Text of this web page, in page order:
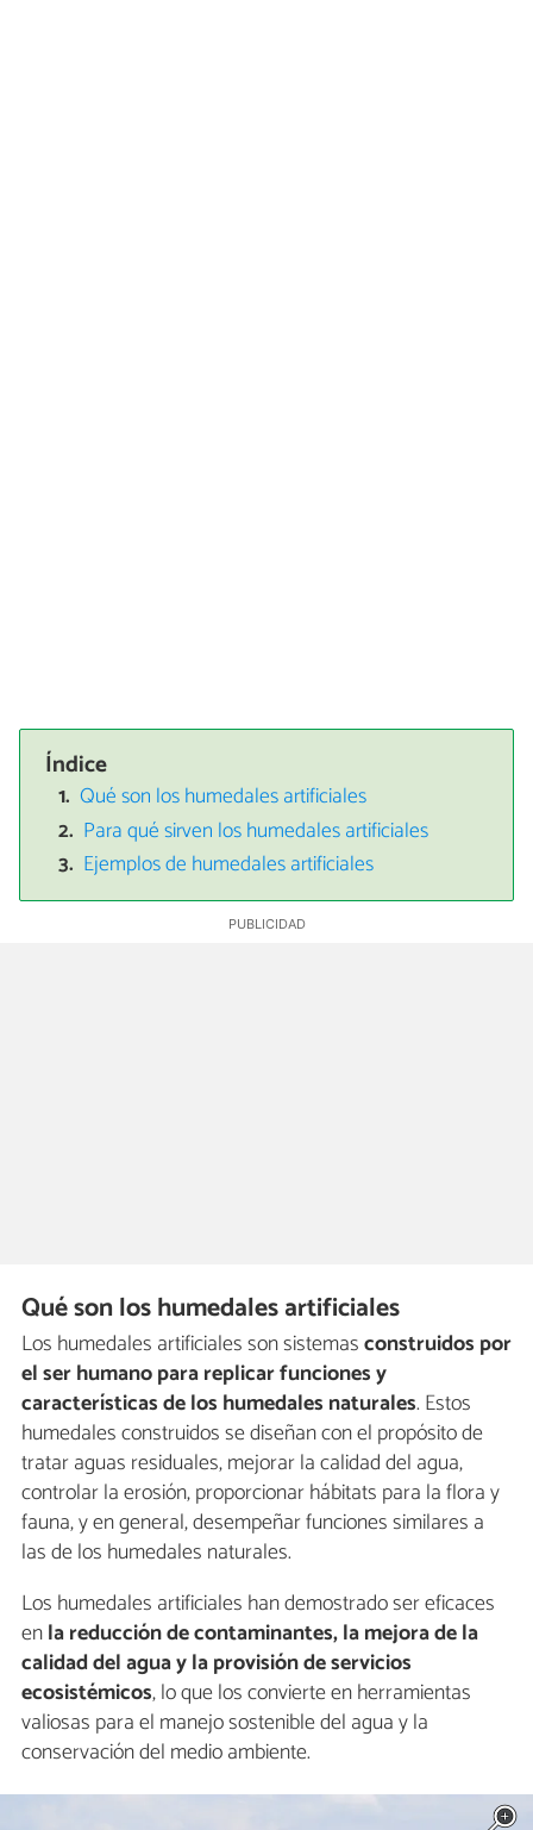
Índice
Qué son los humedales artificiales
Para qué sirven los humedales artificiales
Ejemplos de humedales artificiales
Qué son los humedales artificiales
Los humedales artificiales son sistemasconstruidos por
el ser humano para replicar funciones y
características de los humedales naturales. Estos
humedales construidos se diseñan con el propósito de
tratar aguas residuales, mejorar la calidad del agua,
controlar la erosión, proporcionar hábitats para la flora y
fauna, y en general, desempeñar funciones similares a
las de los humedales naturales.
Los humedales artificiales han demostrado ser eficaces
enla reducción de contaminantes, la mejora de la
calidad del agua y la provisión de servicios
ecosistémicos, lo que los convierte en herramientas
valiosas para el manejo sostenible del agua y la
conservación del medio ambiente.